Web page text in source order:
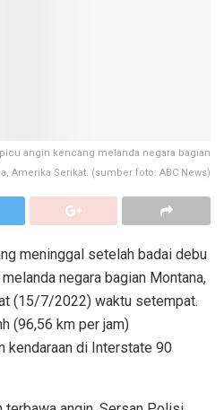
angin kencang melanda negara bagian
Amerika Serikat. (sumber foto: ABC News)
meninggal setelah badai debu
negara bagian Montana,
(15/7/2022) waktu setempat.
(96,56 km per jam)
kendaraan di Interstate 90